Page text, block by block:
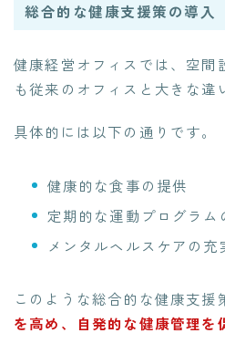
総合的な健康支援策の導入
健康経営オフィスでは、空間
も従来のオフィスと大きな違
具体的には以下の通りです。
健康的な食事の提供
定期的な運動プログラム
メンタルヘルスケアの充
このような総合的な健康支援
を高め、自発的な健康管理を